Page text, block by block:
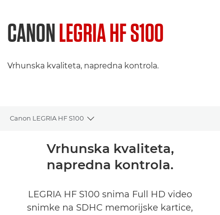
CANONLEGRIA HF S100
Vrhunska kvaliteta, napredna kontrola.
Canon LEGRIA HF S100
Toggle breadcrumbs
Tehnički podaci
Vrhunska kvaliteta,
napredna kontrola.
LEGRIA HF S100 snima Full HD video
snimke na SDHC memorijske kartice,